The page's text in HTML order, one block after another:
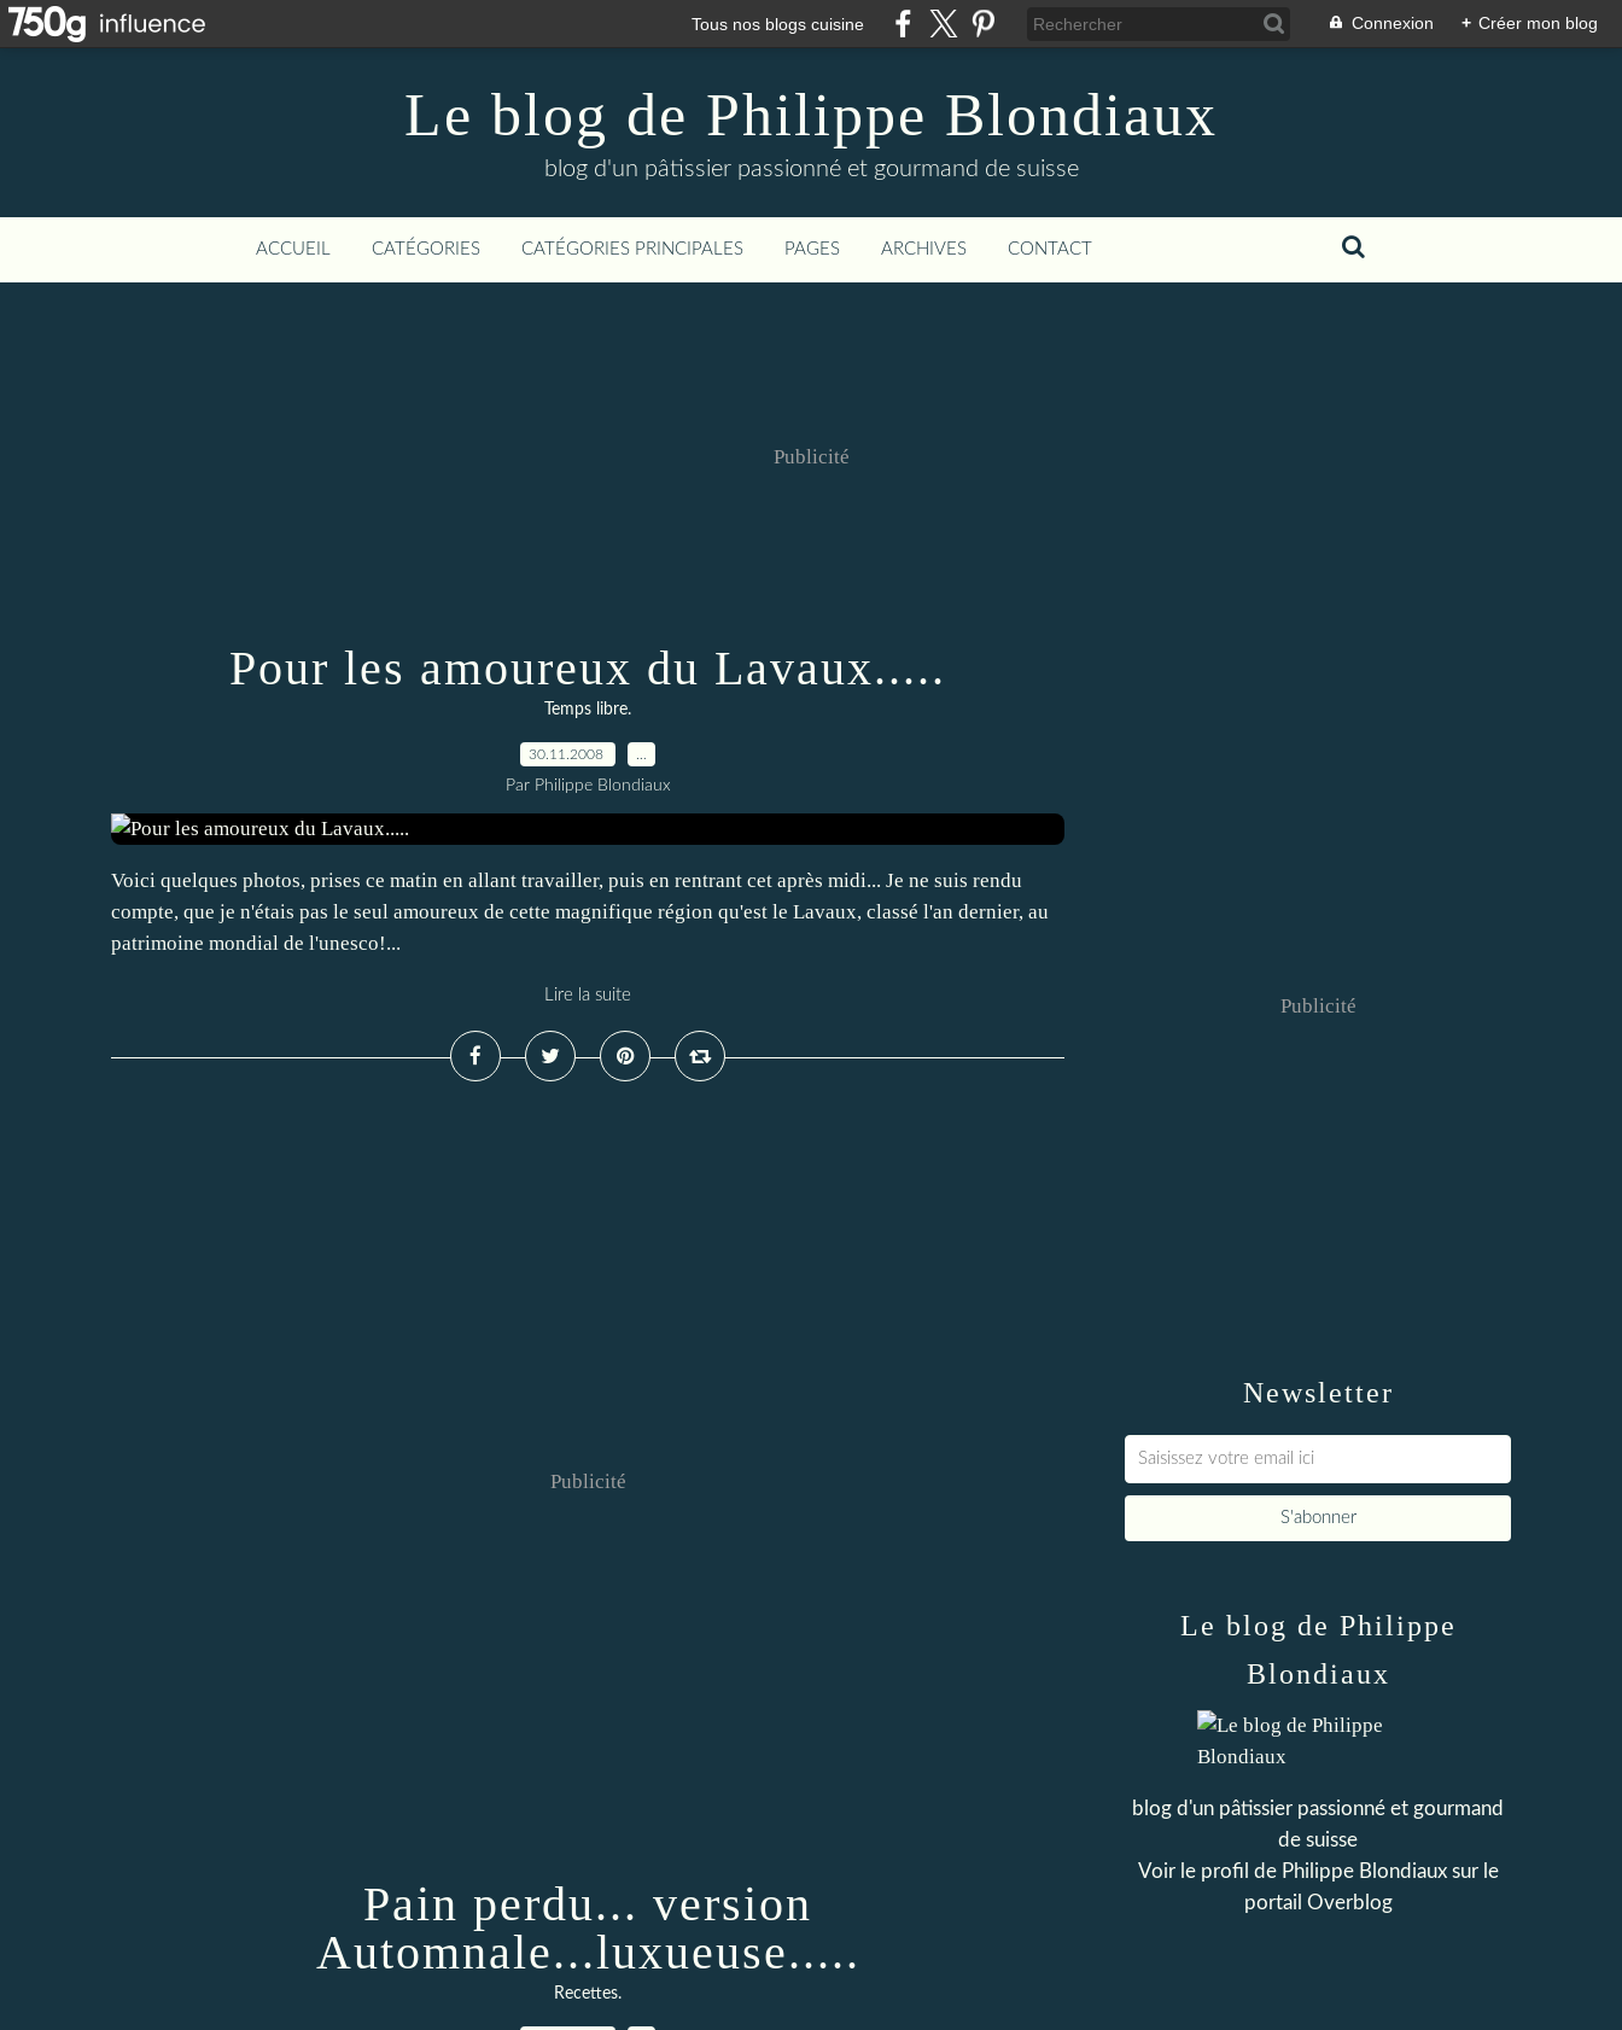
Tous nos blogs cuisine Connexion + Créer mon blog
Le blog de Philippe Blondiaux
blog d'un pâtissier passionné et gourmand de suisse
ACCUEIL CATÉGORIES CATÉGORIES PRINCIPALES PAGES ARCHIVES CONTACT
Publicité
Pour les amoureux du Lavaux.....
Temps libre.
30.11.2008
Par Philippe Blondiaux
Voici quelques photos, prises ce matin en allant travailler, puis en rentrant cet après midi... Je ne suis rendu
compte, que je n'étais pas le seul amoureux de cette magnifique région qu'est le Lavaux, classé l'an dernier, au
patrimoine mondial de l'unesco!...
Lire la suite
Publicité
Pain perdu... version
Automnale...luxueuse.....
Recettes.
Newsletter
Publicité
Le blog de Philippe
Blondiaux
blog d'un pâtissier passionné et gourmand
de suisse
Voir le profil de Philippe Blondiauxsur le
portail Overblog